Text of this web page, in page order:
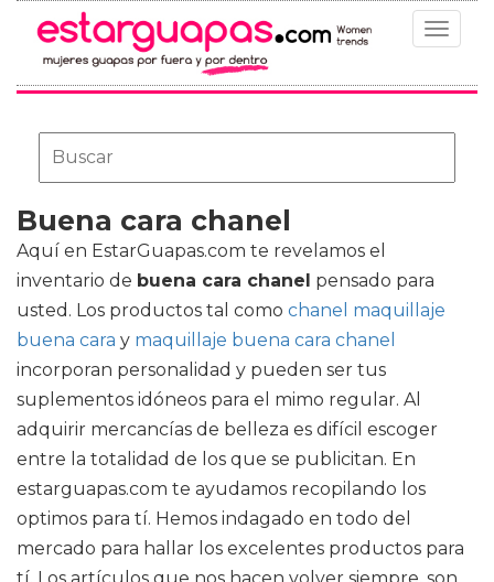
Toggle
Buena cara chanel
Aquí en EstarGuapas.com te revelamos el
inventario de buena cara chanel pensado para
usted. Los productos tal como chanel maquillaje
buena cara y maquillaje buena cara chanel
incorporan personalidad y pueden ser tus
suplementos idóneos para el mimo regular. Al
adquirir mercancías de belleza es difícil escoger
entre la totalidad de los que se publicitan. En
estarguapas.com te ayudamos recopilando los
optimos para tí. Hemos indagado en todo del
mercado para hallar los excelentes productos para